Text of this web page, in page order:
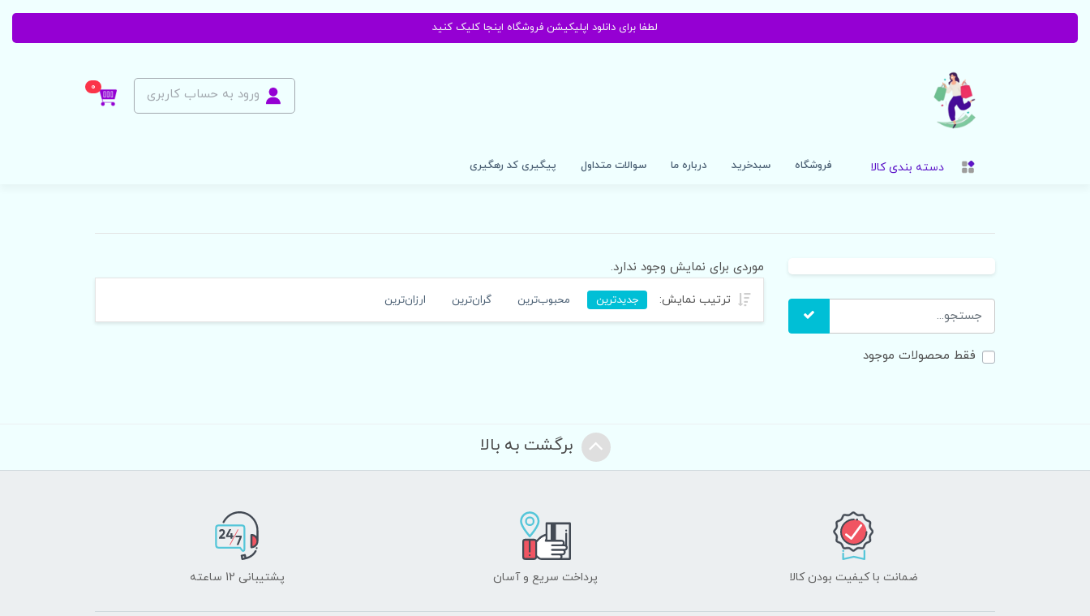
لطفا برای دانلود اپلیکیشن فروشگاه اینجا کلیک کنید
ورود به حساب کاربری 0
دسته بندی کالا فروشگاه سبدخرید درباره ما سوالات متداول پیگیری کد رهگیری
فقط محصولات موجود
موردی برای نمایش وجود ندارد.
ترتیب نمایش: جدیدترین محبوب‌ترین گران‌ترین ارزان‌ترین
برگشت به بالا
ضمانت با کیفیت بودن کالا پرداخت سریع و آسان پشتیبانی 12 ساعته